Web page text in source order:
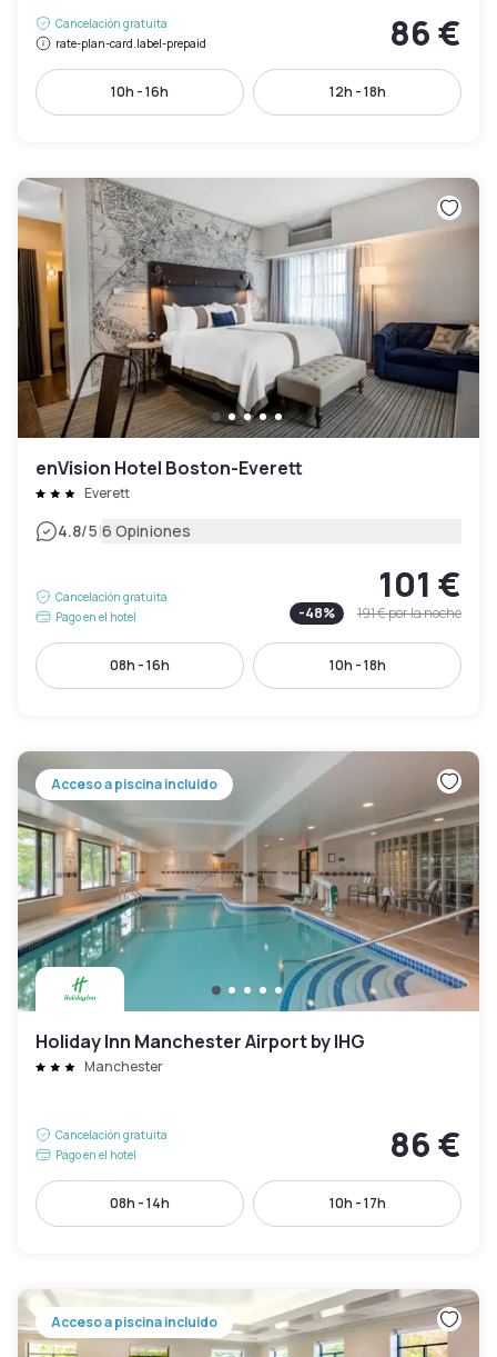
Cancelación gratuita
rate-plan-card.label-prepaid
86 €
10h - 16h 12h - 18h
enVision Hotel Boston-Everett
Everett
4.8/5|6 Opiniones
Cancelación gratuita
Pago en el hotel
101 €
-48% 191 €por la noche
08h - 16h 10h - 18h
Acceso a piscina incluido
Holiday Inn Manchester Airport by IHG
Manchester
Cancelación gratuita
Pago en el hotel
86 €
08h - 14h 10h - 17h
Acceso a piscina incluido